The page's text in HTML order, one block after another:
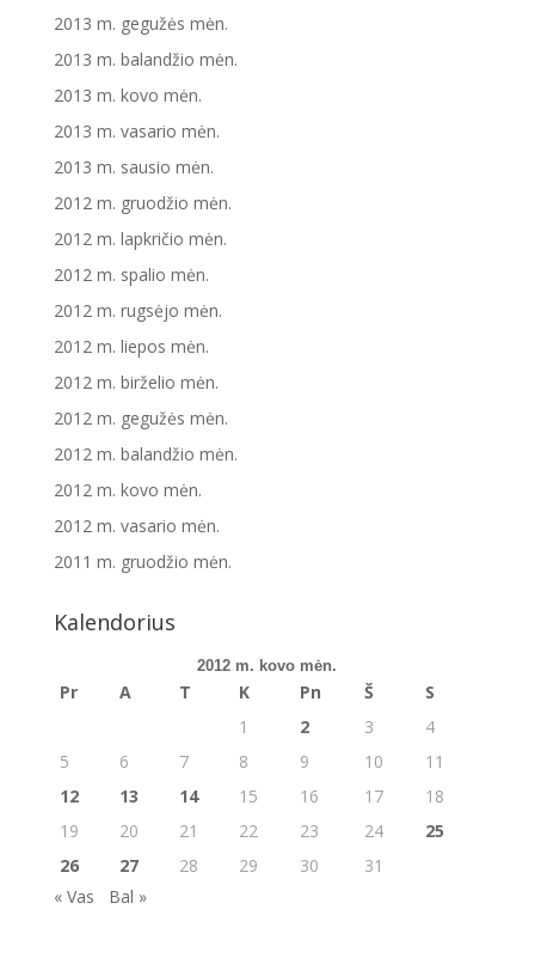
2013 m. gegužės mėn.
2013 m. balandžio mėn.
2013 m. kovo mėn.
2013 m. vasario mėn.
2013 m. sausio mėn.
2012 m. gruodžio mėn.
2012 m. lapkričio mėn.
2012 m. spalio mėn.
2012 m. rugsėjo mėn.
2012 m. liepos mėn.
2012 m. birželio mėn.
2012 m. gegužės mėn.
2012 m. balandžio mėn.
2012 m. kovo mėn.
2012 m. vasario mėn.
2011 m. gruodžio mėn.
Kalendorius
2012 m. kovo mėn.
Pr A T K Pn Š
S
1
2 3
4
5
6 7 8 9 10
11
12
13 14 15 16 17
18
19
20 21 22 23 24
25
26
27 28 29 30
31
« Vas
Bal »